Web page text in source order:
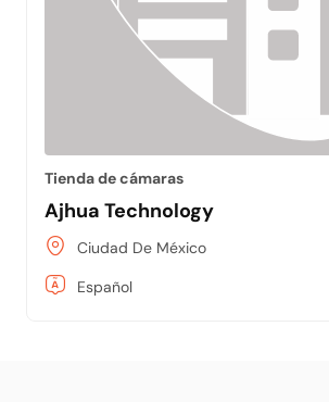
Tienda de cámaras
Ajhua Technology
Ciudad De México
Español